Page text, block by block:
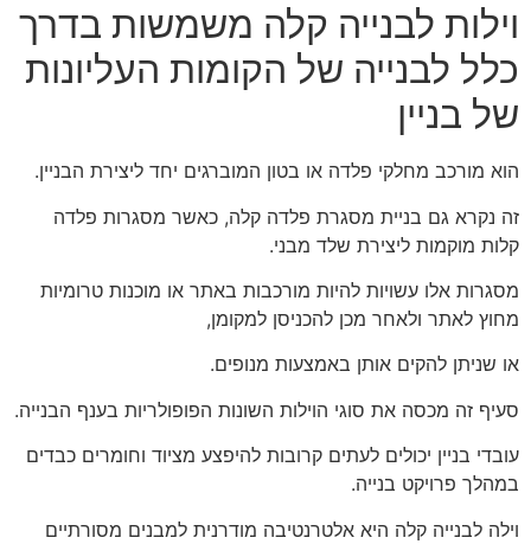
וילות לבנייה קלה משמשות בדרך
כלל לבנייה של הקומות העליונות
של בניין
הוא מורכב מחלקי פלדה או בטון המוברגים יחד ליצירת הבניין.
זה נקרא גם בניית מסגרת פלדה קלה, כאשר מסגרות פלדה
קלות מוקמות ליצירת שלד מבני.
מסגרות אלו עשויות להיות מורכבות באתר או מוכנות טרומיות
מחוץ לאתר ולאחר מכן להכניסן למקומן,
או שניתן להקים אותן באמצעות מנופים.
סעיף זה מכסה את סוגי הוילות השונות הפופולריות בענף הבנייה.
עובדי בניין יכולים לעתים קרובות להיפצע מציוד וחומרים כבדים
במהלך פרויקט בנייה.
וילה לבנייה קלה היא אלטרנטיבה מודרנית למבנים מסורתיים